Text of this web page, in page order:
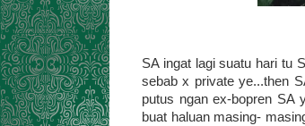
SA ingat lagi suatu hari tu
sebab x private ye...then
putus ngan ex-bopren SA
buat haluan masing-